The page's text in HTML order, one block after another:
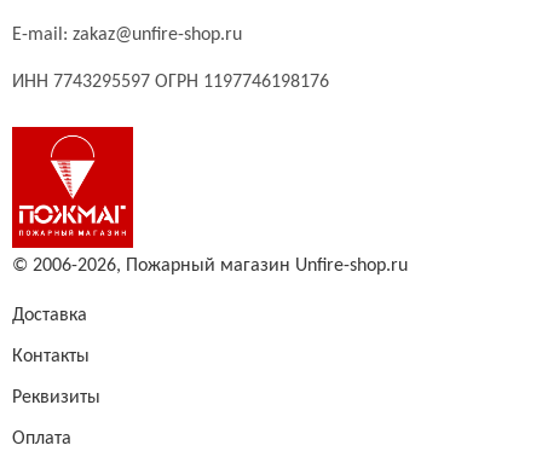
E-mail: zakaz@unfire-shop.ru
ИНН 7743295597 ОГРН 1197746198176
© 2006-2026, Пожарный магазин Unfire-shop.ru
Доставка
Контакты
Реквизиты
Оплата